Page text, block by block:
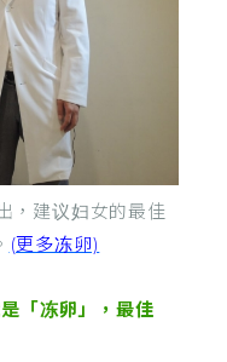
，建议妇女的最佳
(更多冻卵)
「冻卵」，最佳